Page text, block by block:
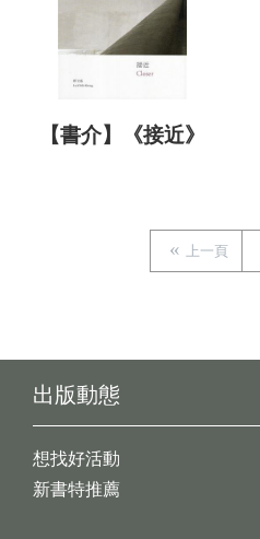
【書介】《接近》
上一頁
出版動態
想找好活動
新書特推薦